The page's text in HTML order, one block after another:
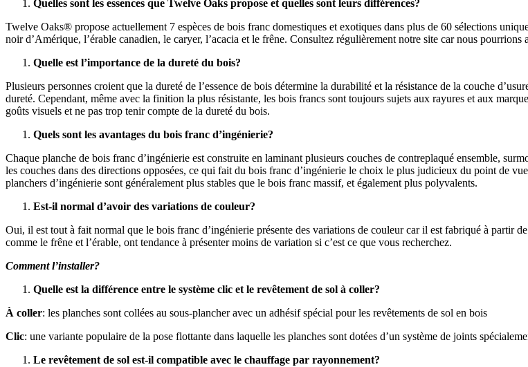
Quelles sont les essences que Twelve Oaks propose et quelles sont leurs différences?
Twelve Oaks® propose actuellement 7 espèces de bois franc domestiques et exotiques dans plus de 60 sélections
noir d’Amérique, l’érable canadien, le caryer, l’acacia et le frêne. Consultez régulièrement notre site car nous pourrions
Quelle est l’importance de la dureté du bois?
Plusieurs personnes croient que la dureté de l’essence de bois détermine la durabilité et la résistance de la couche
dureté. Cependant, même avec la finition la plus résistante, les bois francs sont toujours sujets aux rayures et aux
goûts visuels et ne pas trop tenir compte de la dureté du bois.
Quels sont les avantages du bois franc d’ingénierie?
Chaque planche de bois franc d’ingénierie est construite en laminant plusieurs couches de contreplaqué ensemble,
les couches dans des directions opposées, ce qui fait du bois franc d’ingénierie le choix le plus judicieux du point de
planchers d’ingénierie sont généralement plus stables que le bois franc massif, et également plus polyvalents.
Est-il normal d’avoir des variations de couleur?
Oui, il est tout à fait normal que le bois franc d’ingénierie présente des variations de couleur car il est fabriqué à partir
comme le frêne et l’érable, ont tendance à présenter moins de variation si c’est ce que vous recherchez.
Comment l’installer?
Quelle est la différence entre le système clic et le revêtement de sol à coller?
À coller: les planches sont collées au sous-plancher avec un adhésif spécial pour les revêtements de sol en bois
Clic: une variante populaire de la pose flottante dans laquelle les planches sont dotées d’un système de joints
Le revêtement de sol est-il compatible avec le chauffage par rayonnement?